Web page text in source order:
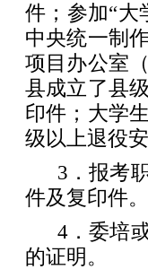
件；参加“大
中央统一制
项目办公室
县成立了县
印件；大学
级以上退役
3．报考
件及复印件。
4．委培
的证明。